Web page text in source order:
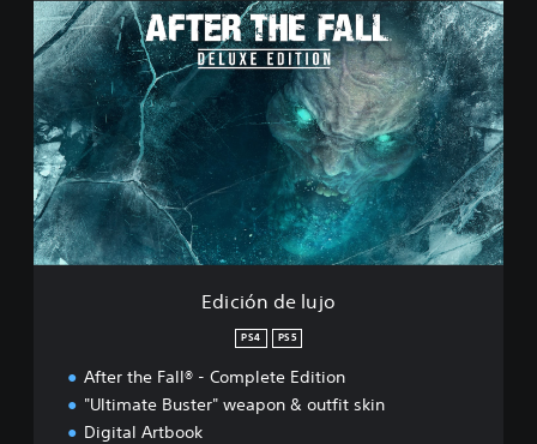
E
d
i
c
i
ó
n
d
e
l
u
j
Edición de lujo
PS4 PS5
After the Fall® - Complete Edition
"Ultimate Buster" weapon & outfit skin
Digital Artbook